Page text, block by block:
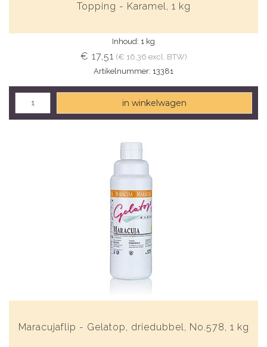
Topping - Karamel, 1 kg
Inhoud: 1 kg
€ 17,51 (€ 16,36 excl. BTW)
Artikelnummer: 13381
in winkelwagen
Maracujaflip - Gelatop, driedubbel, No.578, 1 kg